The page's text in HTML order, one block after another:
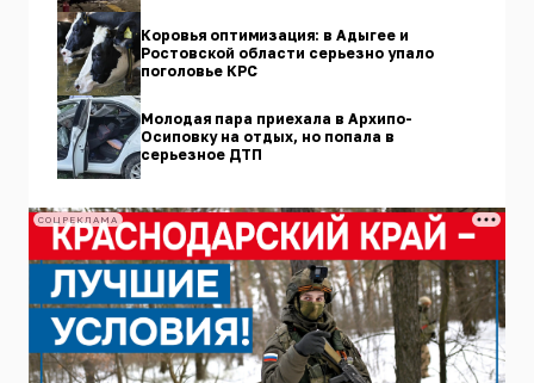
Коровья оптимизация: в Адыгее и
Ростовской области серьезно упало
поголовье КРС
Молодая пара приехала в Архипо-
Осиповку на отдых, но попала в
серьезное ДТП
СОЦРЕКЛАМА